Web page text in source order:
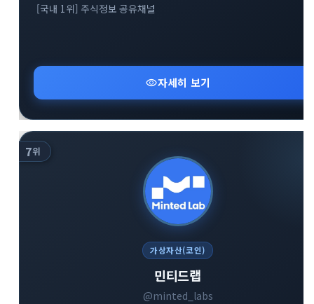
[국내 1위] 주식정보 공유채널
visibility자세히 보기
7위
가상자산(코인)
민티드랩
@minted_labs